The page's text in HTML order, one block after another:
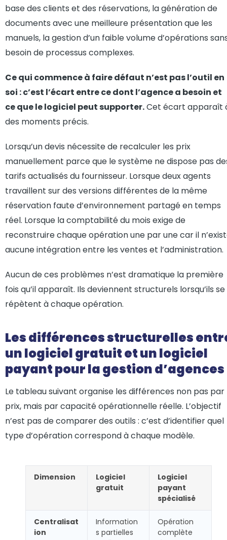
base des clients et des réservations, la génération de
documents avec une meilleure présentation que les
manuels, la gestion d’un faible volume d’opérations
besoin de processus complexes.
Ce qui commence à faire défaut n’est pas l’outil en
soi : c’est l’écart entre ce dont l’agence a besoin et
ce que le logiciel peut supporter.Cet écart apparaît
des moments précis.
Lorsqu’un devis nécessite de recalculer les prix
manuellement parce que le système ne dispose pas
tarifs actualisés du fournisseur. Lorsque deux agents
travaillent sur des versions différentes de la même
réservation faute d’environnement partagé en temps
réel. Lorsque la comptabilité du mois exige de
reconstruire chaque opération une par une car il
aucune intégration entre les ventes et l’administration.
Aucun de ces problèmes n’est dramatique la première
fois qu’il apparaît. Ils deviennent structurels lorsqu’ils se
répètent à chaque opération.
Les différences structurelles
un logiciel gratuit et un logiciel
payant pour la gestion d’agences
Le tableau suivant organise les différences non pas par
prix, mais par capacité opérationnelle réelle. L’objectif
n’est pas de comparer des outils : c’est d’identifier quel
type d’opération correspond à chaque modèle.
Dimension
Logiciel
gratuit
Logiciel
payant
spécialisé
Centralisat
ion
Information
s partielles
Opération
complète